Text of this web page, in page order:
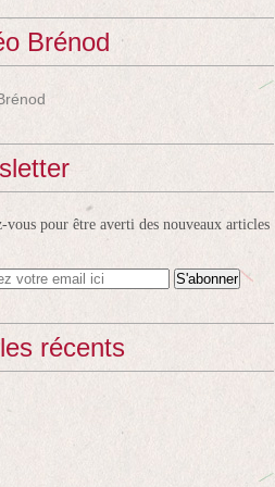
Brénod
vous pour être averti des nouveaux articles
récents